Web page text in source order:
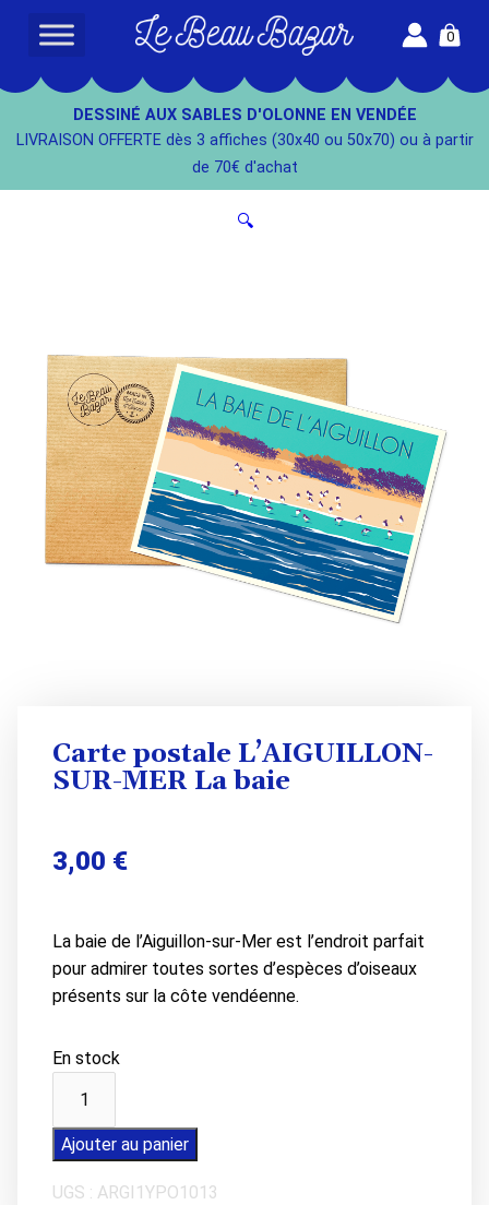
L
e
B
e
a
u
B
-
0
DESSINÉ AUX SABLES D'OLONNE EN VENDÉE
LIVRAISON OFFERTE dès 3 affiches (30x40 ou 50x70) ou à partir
de 70€ d'achat
🔍
Carte postale L’AIGUILLON-
SUR-MER La baie
3,00 €
La baie de l’Aiguillon-sur-Mer est l’endroit parfait
pour admirer toutes sortes d’espèces d’oiseaux
présents sur la côte vendéenne.
En stock
Carte
postale
L'AIGUILLON-
Ajouter au panier
UGS : ARGI1YPO1013